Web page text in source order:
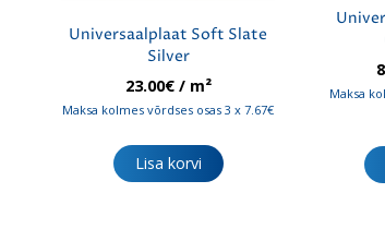
Universaalplaat Soft Slate
Silver
23.00€/ m²
Maksa kolmes võrdses osas 3 x 7.67€
Lisa korvi
Maksa